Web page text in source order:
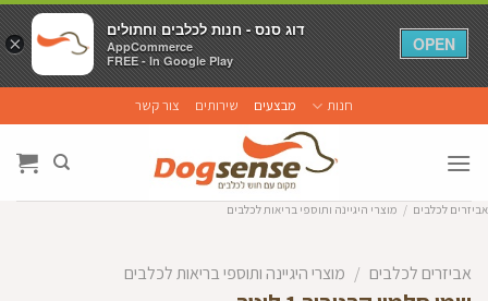
to
content
חנות מבצעים שירותים צור קשר
אביזרים לכלבים / מוצרי היגיינה ותוספי בריאות לכלבים
אביזרים לכלבים / מוצרי היגיינה ותוספי בריאות לכלבים
×
דוג סנס - חנות לכלבים וחתולים
AppCommerce
FREE - In Google Play
OPEN
×
דוג סנס - חנות לכלבים וחתולים
AppCommerce
FREE - In Google Play
OPEN